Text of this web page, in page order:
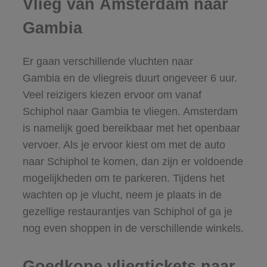
Vlieg van Amsterdam naar
Gambia
Er gaan verschillende vluchten naar
Gambia en de vliegreis duurt ongeveer 6 uur.
Veel reizigers kiezen ervoor om vanaf
Schiphol naar Gambia te vliegen. Amsterdam
is namelijk goed bereikbaar met het openbaar
vervoer. Als je ervoor kiest om met de auto
naar Schiphol te komen, dan zijn er voldoende
mogelijkheden om te parkeren. Tijdens het
wachten op je vlucht, neem je plaats in de
gezellige restaurantjes van Schiphol of ga je
nog even shoppen in de verschillende winkels.